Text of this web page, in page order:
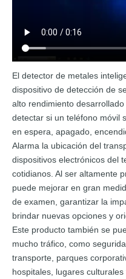
El detector de metales
dispositivo de detección de
alto rendimiento
detectar si un teléfono móvil
en espera, apagado,
Alarma la ubicación del
dispositivos electrónicos del
cotidianos. Al ser altamente
puede mejorar en gran
de examen, garantizar la
brindar nuevas opciones y
Este producto también se
mucho tráfico, como
transporte, parques
hospitales, lugares